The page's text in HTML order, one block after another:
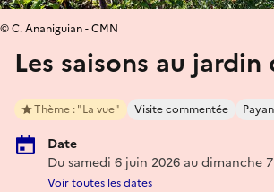
Les saisons au jardin
Thème : "La vue" Visite commentée
Date
Du samedi 6 juin 2026 au dimanche
Voir toutes les dates
© C. Ananiguian - CMN